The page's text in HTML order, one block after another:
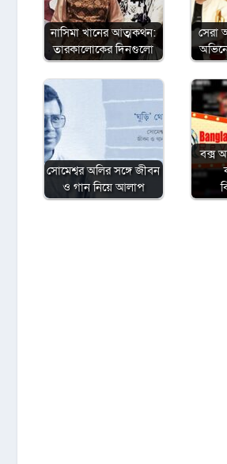
নাসিমা খানের আত্মকথন:
তারকালোকের দিনগুলো
সেরা
সোমেশ্বর অলির সঙ্গে জীবন
ও গান নিয়ে আলাপ
বক্স